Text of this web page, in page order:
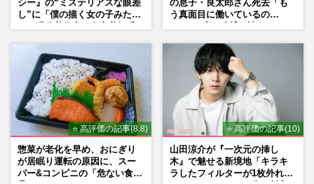
シー』の“ミステリアスな眼差
し”に「僕の描く女の子みた
の息子・良太郎さん死去「も
う真面目に働いているの
⭐ 高評価の記事(8.8)
惣菜が老化を早め、おにぎり
が居眠り運転の原因に、スー
パー&コンビニの「危ない食
⭐ 高評価の記事(10)
山田涼介が『一次元の挿し
木』で魅せる新境地「キラキ
ラしたフィルターが1枚外れて